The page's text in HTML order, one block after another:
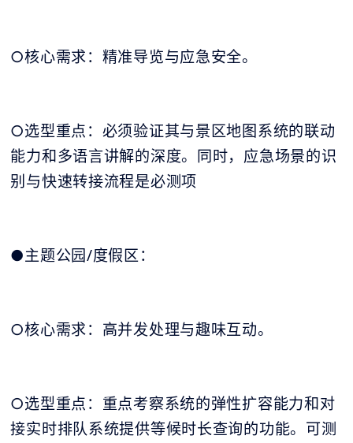
○核心需求：精准导览与应急安全。
○选型重点：必须验证其与景区地图系统的联动
能力和多语言讲解的深度。同时，应急场景的识
别与快速转接流程是必测项
●主题公园/度假区：
○核心需求：高并发处理与趣味互动。
○选型重点：重点考察系统的弹性扩容能力和对
接实时排队系统提供等候时长查询的功能。可测